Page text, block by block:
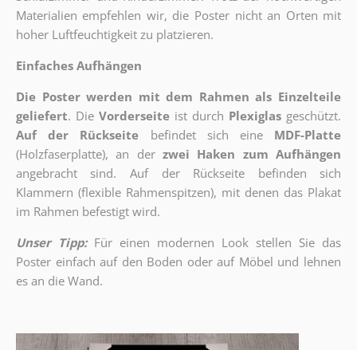
Materialien empfehlen wir, die Poster nicht an Orten mit
hoher Luftfeuchtigkeit zu platzieren.
Einfaches Aufhängen
Die Poster werden mit dem Rahmen als Einzelteile
geliefert. Die Vorderseite ist durch Plexiglas geschützt.
Auf der Rückseite
befindet sich eine
MDF-Platte
(Holzfaserplatte), an der zwei Haken zum Aufhängen
angebracht sind.
Auf der Rückseite befinden sich
Klammern (flexible Rahmenspitzen), mit denen das Plakat
im Rahmen befestigt wird.
Unser Tipp: Für einen modernen Look stellen Sie das
Poster einfach auf den Boden oder auf Möbel und lehnen
es an die Wand.